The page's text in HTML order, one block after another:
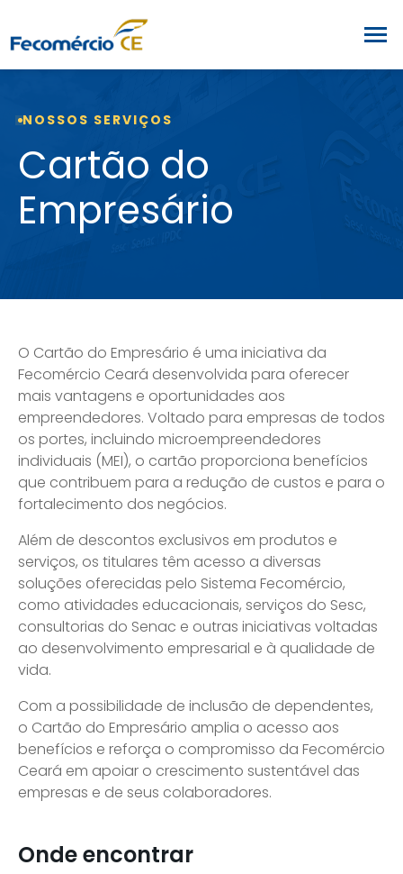
NOSSOS SERVIÇOS
Cartão do
Empresário
O Cartão do Empresário é uma iniciativa da
Fecomércio Ceará desenvolvida para oferecer
mais vantagens e oportunidades aos
empreendedores. Voltado para empresas de todos
os portes, incluindo microempreendedores
individuais (MEI), o cartão proporciona benefícios
que contribuem para a redução de custos e para o
fortalecimento dos negócios.
Além de descontos exclusivos em produtos e
serviços, os titulares têm acesso a diversas
soluções oferecidas pelo Sistema Fecomércio,
como atividades educacionais, serviços do Sesc,
consultorias do Senac e outras iniciativas voltadas
ao desenvolvimento empresarial e à qualidade de
vida.
Com a possibilidade de inclusão de dependentes,
o Cartão do Empresário amplia o acesso aos
benefícios e reforça o compromisso da Fecomércio
Ceará em apoiar o crescimento sustentável das
empresas e de seus colaboradores.
Onde encontrar